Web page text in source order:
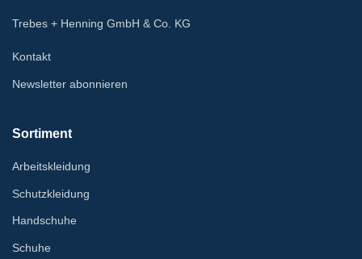
Trebes + Henning GmbH & Co. KG
Kontakt
Newsletter abonnieren
Sortiment
Arbeitskleidung
Schutzkleidung
Handschuhe
Schuhe